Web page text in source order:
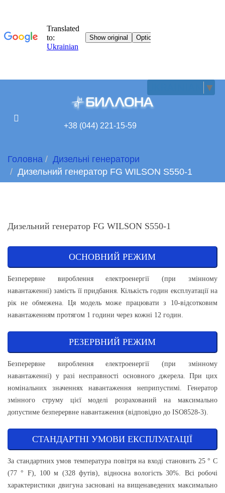
▼
+38 (044) 221-15-59
Головна
Дизельні генератори
Дизельний генератор FG WILSON S550-1
Дизельний генератор FG WILSON S550-1
ОСНОВНИЙ РЕЖИМ
Безперервне вироблення електроенергії (при змінному
навантаженні) замість її придбання. Кількість годин експлуатації на
рік не обмежена. Ця модель може працювати з 10-відсотковим
навантаженням протягом 1 години через кожні 12 годин.
РЕЗЕРВНИЙ РЕЖИМ
Безперервне вироблення електроенергії (при змінному
навантаженні) у разі несправності основного джерела. При цих
номінальних значеннях навантаження неприпустимі. Генератор
змінного струму цієї моделі розрахований на максимально
допустиме безперервне навантаження (відповідно до ISO8528-3).
СТАНДАРТНІ УМОВИ ЕКСПЛУАТАЦІЇ
За стандартних умов температура повітря на вході становить 25 ° С
(77 ° F), 100 м (328 футів), відносна вологість 30%. Всі робочі
характеристики двигуна засновані на вищенаведених максимально